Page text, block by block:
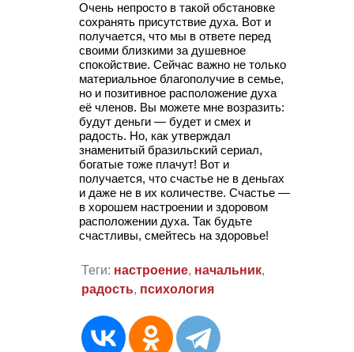
Очень непросто в такой обстановке
сохранять присутствие духа. Вот и
получается, что мы в ответе перед
своими близкими за душевное
спокойствие. Сейчас важно не только
материальное благополучие в семье,
но и позитивное расположение духа
её членов. Вы можете мне возразить:
будут деньги — будет и смех и
радость. Но, как утверждал
знаменитый бразильский сериал,
богатые тоже плачут! Вот и
получается, что счастье не в деньгах
и даже не в их количестве. Счастье —
в хорошем настроении и здоровом
расположении духа. Так будьте
счастливы, смейтесь на здоровье!
Теги: настроение, начальник,
радость, психология